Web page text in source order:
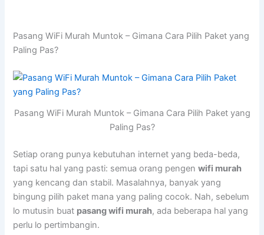
Pasang WiFi Murah Muntok – Gimana Cara Pilih Paket yang
Paling Pas?
Pasang WiFi Murah Muntok – Gimana Cara Pilih Paket yang
Paling Pas?
Setiap orang punya kebutuhan internet yang beda-beda,
tapi satu hal yang pasti: semua orang pengenwifi murah
yang kencang dan stabil. Masalahnya, banyak yang
bingung pilih paket mana yang paling cocok. Nah, sebelum
lo mutusin buat pasang wifi murah, ada beberapa hal yang
perlu lo pertimbangin.